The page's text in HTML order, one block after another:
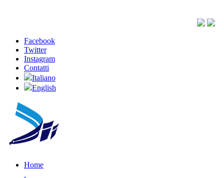
Facebook
Twitter
Instagram
Contatti
Italiano
English
Home